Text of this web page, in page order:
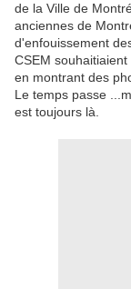
de la Ville de
anciennes de
d'enfouissement
CSEM
en montrant des
Le temps passe
est toujours là.